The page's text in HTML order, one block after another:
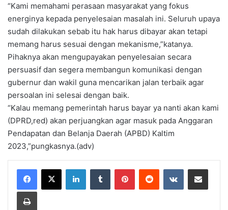
“Kami memahami perasaan masyarakat yang fokus
energinya kepada penyelesaian masalah ini. Seluruh upaya
sudah dilakukan sebab itu hak harus dibayar akan tetapi
memang harus sesuai dengan mekanisme,”katanya.
Pihaknya akan mengupayakan penyelesaian secara
persuasif dan segera membangun komunikasi dengan
gubernur dan wakil guna mencarikan jalan terbaik agar
persoalan ini selesai dengan baik.
“Kalau memang pemerintah harus bayar ya nanti akan kami
(DPRD,red) akan perjuangkan agar masuk pada Anggaran
Pendapatan dan Belanja Daerah (APBD) Kaltim
2023,”pungkasnya.(adv)